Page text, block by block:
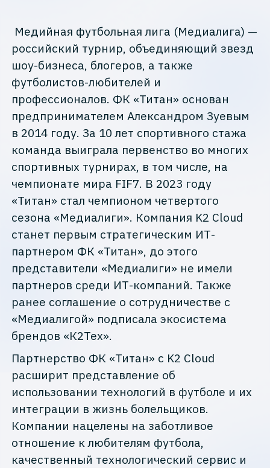
Медийная футбольная лига (Медиалига) —
российский турнир, объединяющий звезд
шоу-бизнеса, блогеров, а также
футболистов-любителей и
профессионалов. ФК «Титан» основан
предпринимателем Александром Зуевым
в 2014 году. За 10 лет спортивного стажа
команда выиграла первенство во многих
спортивных турнирах, в том числе, на
чемпионате мира FIF7. В 2023 году
«Титан» стал чемпионом четвертого
сезона «Медиалиги». Компания K2 Cloud
станет первым стратегическим ИТ-
партнером ФК «Титан», до этого
представители «Медиалиги» не имели
партнеров среди ИТ-компаний. Также
ранее соглашение о сотрудничестве с
«Медиалигой» подписала экосистема
брендов «К2Тех».
Партнерство ФК «Титан» с K2 Cloud
расширит представление об
использовании технологий в футболе и их
интеграции в жизнь болельщиков.
Компании нацелены на заботливое
отношение к любителям футбола,
качественный технологический сервис и